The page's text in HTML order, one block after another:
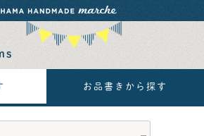
お品書きから探す